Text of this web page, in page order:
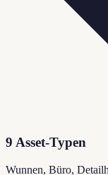
9 Asset-Typen
Wunnen, Büro,